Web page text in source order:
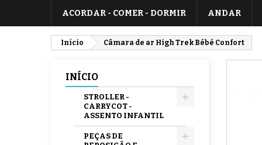
ACORDAR - COMER - DORMIR ANDAR
Início Câmara de ar High Trek Bébé Confort
INÍCIO
STROLLER -
CARRYCOT -
ASSENTO INFANTIL
PEÇAS DE